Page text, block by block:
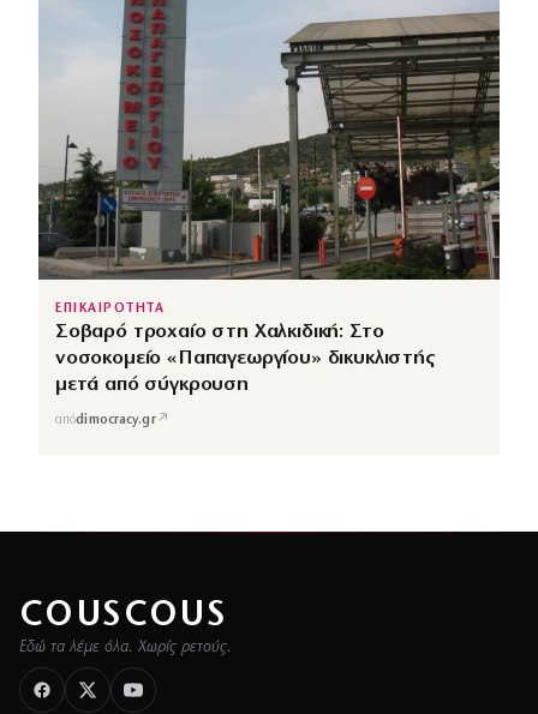
ΕΠΙΚΑΙΡΟΤΗΤΑ
Σοβαρό τροχαίο στη Χαλκιδική: Στο
νοσοκομείο «Παπαγεωργίου» δικυκλιστής
μετά από σύγκρουση
απόdimocracy.gr↗
COUSCOUS
Εδώ τα λέμε όλα. Χωρίς ρετούς.